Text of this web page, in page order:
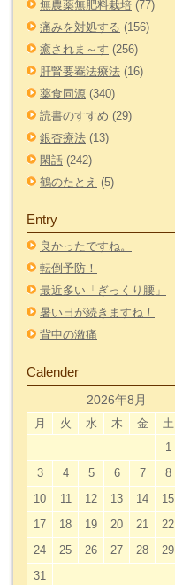
無農薬無肥料栽培 (77)
痛みを対処する (156)
癒されま～す (256)
肝腎要罨法療法 (16)
薬食同源 (340)
読書のすすめ (29)
銀杏療法 (13)
閑話 (242)
鶴のたとえ (5)
Entry
良かったですね。
転倒予防！
最近多い「ぎっくり腰」
暑い日が続きますね！
背中の激痛
Calender
2026年8月
月 火 水 木 金 土
1
3
4 5 6 7 8
10
11 12 13 14 15
17
18 19 20 21 22
24
25 26 27 28 29
31